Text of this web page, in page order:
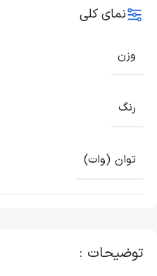
توضیحات :
نمای کلی
وزن
رنگ
توان (وات)